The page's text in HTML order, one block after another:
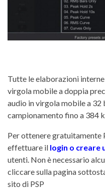
Tutte le elaborazioni
virgola mobile a doppia
audio in virgola mobile a
campionamento fino a 384
Per ottenere gratuitamente
effettuare il login o creare
utenti. Non è necessario
cliccare sulla pagina
sito di PSP